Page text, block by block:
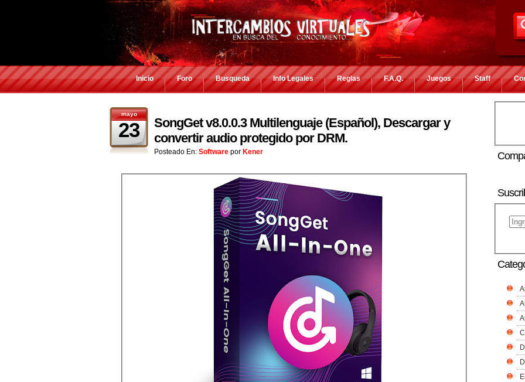
Inicio Foro Busqueda Info Legales Reglas F.A.Q. Juegos Staff
mayo
23
SongGet v8.0.0.3 Multilenguaje (Español), Descargar y
convertir audio protegido por DRM.
Posteado En: Software por Kener